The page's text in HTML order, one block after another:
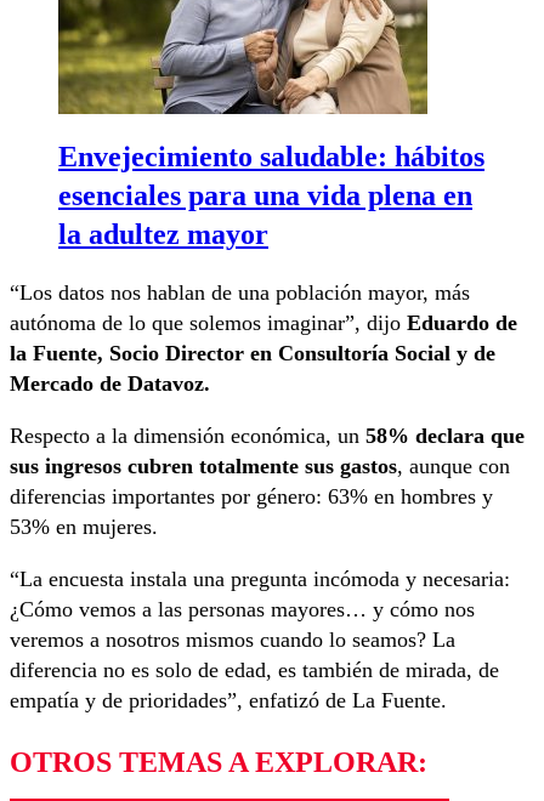
Envejecimiento saludable: hábitos
esenciales para una vida plena en
la adultez mayor
“Los datos nos hablan de una población mayor, más
autónoma de lo que solemos imaginar”, dijo Eduardo de
la Fuente, Socio Director en Consultoría Social y de
Mercado de Datavoz.
Respecto a la dimensión económica, un 58% declara que
sus ingresos cubren totalmente sus gastos, aunque con
diferencias importantes por género: 63% en hombres y
53% en mujeres.
“La encuesta instala una pregunta incómoda y necesaria:
¿Cómo vemos a las personas mayores… y cómo nos
veremos a nosotros mismos cuando lo seamos? La
diferencia no es solo de edad, es también de mirada, de
empatía y de prioridades”, enfatizó de La Fuente.
OTROS TEMAS A EXPLORAR: